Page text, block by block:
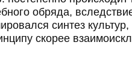
обряда,
синтез
скорее